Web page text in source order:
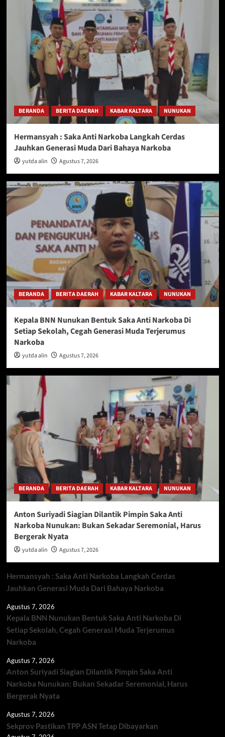
BERANDA BERITA DAERAH KABAR KALTARA NUNUKAN
Hermansyah : Saka Anti Narkoba Langkah Cerdas
Jauhkan Generasi Muda Dari Bahaya Narkoba
yutda alin Agustus 7, 2026
BERANDA BERITA DAERAH KABAR KALTARA NUNUKAN
Kepala BNN Nunukan Bentuk Saka Anti Narkoba Di
Setiap Sekolah, Cegah Generasi Muda Terjerumus
Narkoba
yutda alin Agustus 7, 2026
BERANDA BERITA DAERAH KABAR KALTARA NUNUKAN
Anton Suriyadi Siagian Dilantik Pimpin Saka Anti
Narkoba Nunukan: Bukan Sekadar Seremonial, Harus
Bergerak Nyata
yutda alin Agustus 7, 2026
Hermansyah : Saka Anti Narkoba Langkah Cerdas
Jauhkan Generasi Muda Dari Bahaya Narkoba
Agustus 7, 2026
Kepala BNN Nunukan Bentuk Saka Anti Narkoba Di
Setiap Sekolah, Cegah Generasi Muda Terjerumus
Narkoba
Agustus 7, 2026
Anton Suriyadi Siagian Dilantik Pimpin Saka Anti
Narkoba Nunukan: Bukan Sekadar Seremonial, Harus
Bergerak Nyata
Agustus 7, 2026
Sekprov Pastikan TPP ASN Tetap Dibayarkan